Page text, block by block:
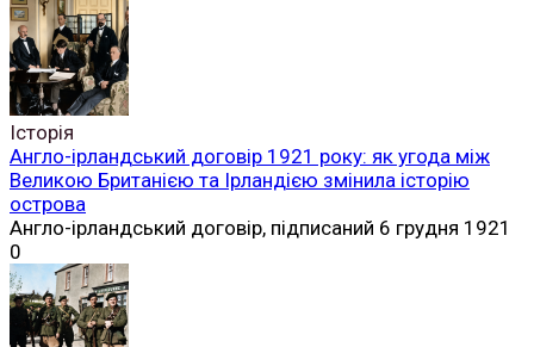
Історія
Англо-ірландський договір 1921 року: як угода між
Великою Британією та Ірландією змінила історію
острова
Англо-ірландський договір, підписаний 6 грудня 1921
0